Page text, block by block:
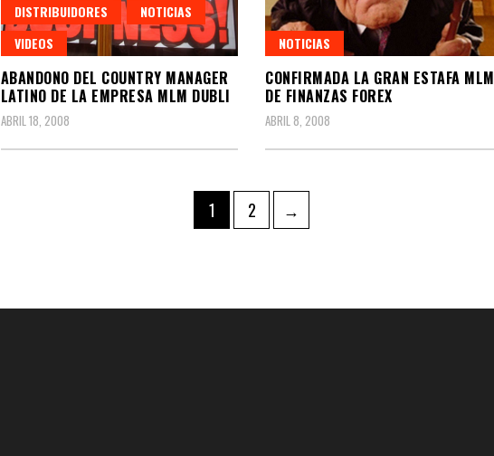
DISTRIBUIDORES
NOTICIAS
VIDEOS
ABANDONO DEL COUNTRY MANAGER
LATINO DE LA EMPRESA MLM DUBLI
ABRIL 18, 2008
NOTICIAS
CONFIRMADA LA GRAN ESTAFA MLM
DE FINANZAS FOREX
ABRIL 8, 2008
Página
1 Página
2 →